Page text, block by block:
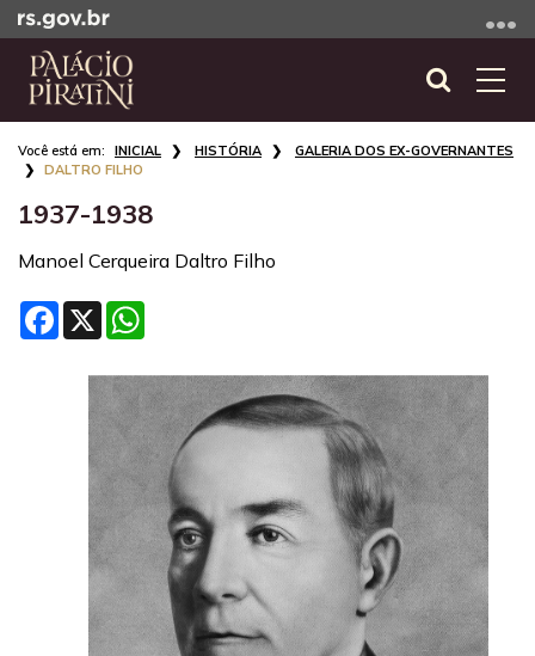
para
conteúdo
Ir
para
menu
para
busca
Abrir
INICIAL HISTÓRIA
GALERIA DOS EX-GOVERNANTES
DALTRO FILHO
1937-1938
Manoel Cerqueira Daltro Filho
Facebook
X